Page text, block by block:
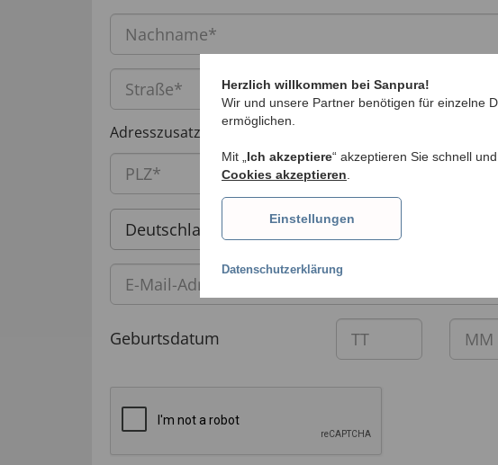
Adresszusatz (Tür, Stiege, ...)
Deutschland
Geburtsdatum
Herzlich willkommen bei Sanpura!
Wir und unsere Partner benötigen für einzelne
ermöglichen.
Mit „ Ich akzeptiere“ akzeptieren Sie schnell
Cookies akzeptieren
Einstellungen
Datenschutzerklärung